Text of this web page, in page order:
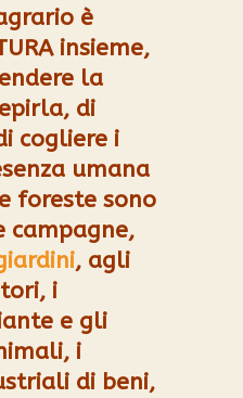
è
insieme,
la
di
cogliere i
umana
foreste sono
campagne,
, agli
i
e gli
i
di beni,